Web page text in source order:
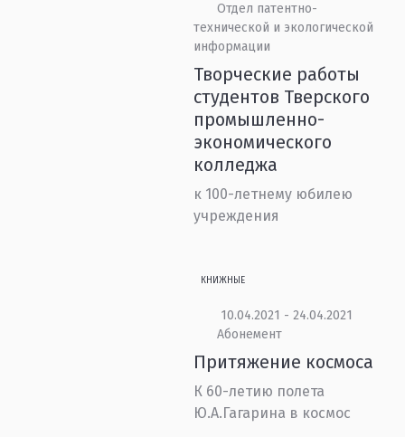
Отдел патентно-
технической и экологической
информации
Творческие работы
студентов Тверского
промышленно-
экономического
колледжа
к 100-летнему юбилею
учреждения
КНИЖНЫЕ
10.04.2021 - 24.04.2021
Абонемент
Притяжение космоса
К 60-летию полета
Ю.А.Гагарина в космос